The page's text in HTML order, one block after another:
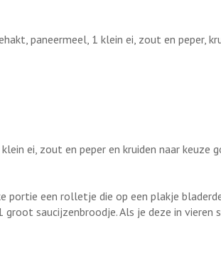
paneermeel, 1 klein ei, zout en peper,
ei, zout en peper en kruiden naar keuze
portie een rolletje die op een plakje
saucijzenbroodje. Als je deze in vieren